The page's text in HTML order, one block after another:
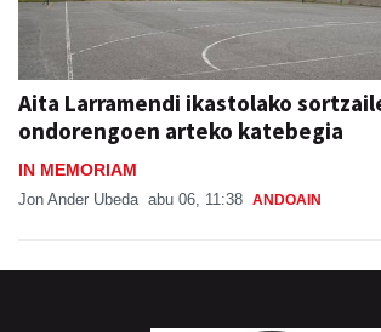
Aita Larramendi ikastolako
ondorengoen arteko katebegia
IN MEMORIAM
Jon Ander Ubeda abu 06, 11:38 ANDOAIN